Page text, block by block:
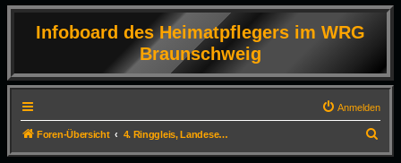
Infoboard des Heimatpflegers im WRG
Braunschweig
Anmelden
Foren-Übersicht 4. Ringgleis, Landeseisenbahn und weitere DB Themen in Braunschweig.
u